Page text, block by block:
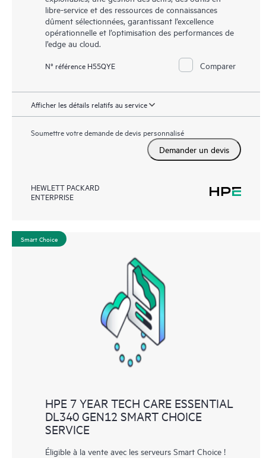
libre-service et des ressources de connaissances
dûment sélectionnées, garantissant l’excellence
opérationnelle et l’optimisation des performances de
l’edge au cloud.
N° référence H55QYE Comparer
Afficher les détails relatifs au service
Soumettre votre demande de devis personnalisé
Demander un devis
HEWLETT PACKARD
ENTERPRISE
Smart Choice
HPE 7 YEAR TECH CARE ESSENTIAL
DL340 GEN12 SMART CHOICE
SERVICE
Éligible à la vente avec les serveurs Smart Choice !